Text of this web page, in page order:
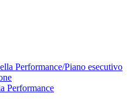
Performance/Piano esecutivo
Performance